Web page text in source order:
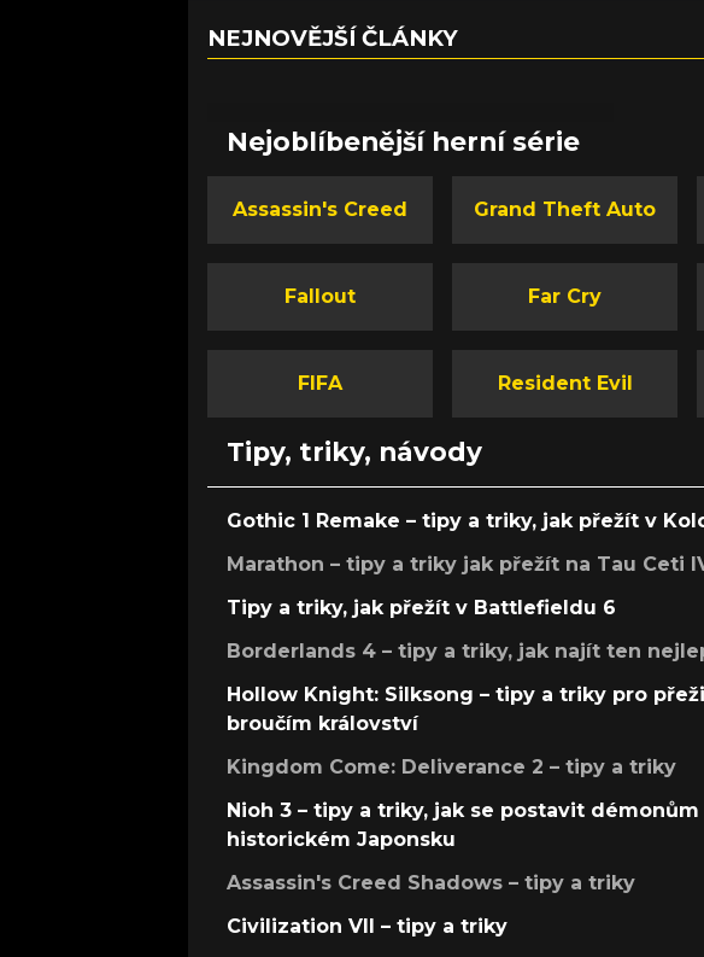
NEJNOVĚJŠÍ ČLÁNKY
Nejoblíbenější herní série
Assassin's Creed Grand Theft Auto
Fallout Far Cry
FIFA Resident Evil
Tipy, triky, návody
Gothic 1 Remake – tipy a triky, jak přežít v
Marathon – tipy a triky jak přežít na Tau Ceti
Tipy a triky, jak přežít v Battlefieldu 6
Borderlands 4 – tipy a triky, jak najít ten
Hollow Knight: Silksong – tipy a triky pro
broučím království
Kingdom Come: Deliverance 2 – tipy a triky
Nioh 3 – tipy a triky, jak se postavit démonům
historickém Japonsku
Assassin's Creed Shadows – tipy a triky
Civilization VII – tipy a triky